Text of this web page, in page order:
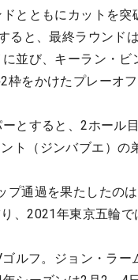
とともにカットを
ると、最終ラウンド
並び、キーラン・
をかけたプレーオフ
とすると、2ホール
ト（ジンバブエ）の
プ通過を果たしたの
、2021年東京五輪で
ルフ。ジョン・ラー